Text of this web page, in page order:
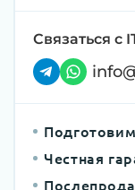
Связаться с
Честная